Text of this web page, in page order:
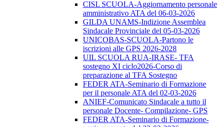
CISL SCUOLA-Aggiornamento personale
amministrativo ATA del 06-03-2026
GILDA UNAMS-Indizione Assemblea
Sindacale Provinciale del 05-03-2026
UNICOBAS-SCUOLA-Partono le
iscrizioni alle GPS 2026-2028
UIL SCUOLA RUA-IRASE- TFA
sostegno XI ciclo2026-Corso di
preparazione al TFA Sostegno
FEDER ATA-Seminario di Formazione
per il personale ATA del 02-03-2026
ANIEF-Comunicato Sindacale a tutto il
personale Docente- Compilazione- GPS
FEDER ATA-Seminario di Formazione-